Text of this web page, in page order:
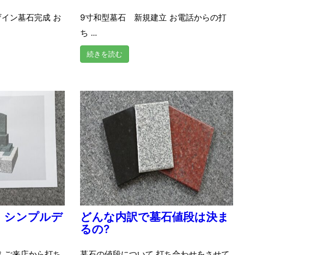
ン墓石完成 お
9寸和型墓石 新規建立 お電話からの打
ち ...
続きを読む
シンプルデ
どんな内訳で墓石値段は決ま
るの?